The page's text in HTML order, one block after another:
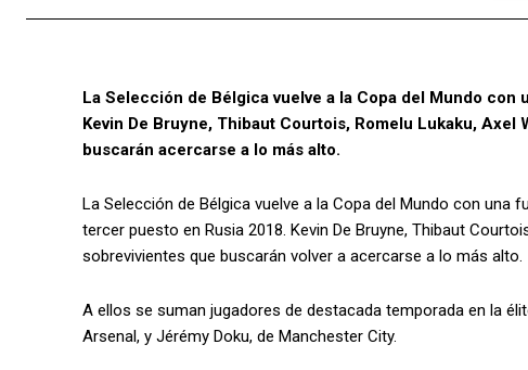
La Selección de Bélgica vuelve a la Copa del Mundo
Kevin De Bruyne, Thibaut Courtois, Romelu Lukaku,
buscarán acercarse a lo más alto.
La Selección de Bélgica vuelve a la Copa del Mundo con
tercer puesto en Rusia 2018. Kevin De Bruyne, Thibaut
sobrevivientes que buscarán volver a acercarse a lo más alto.
A ellos se suman jugadores de destacada temporada en la
Arsenal, y Jérémy Doku, de Manchester City.